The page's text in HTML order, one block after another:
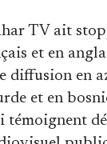
TV ait
et en
diffusion en
et en
témoignent